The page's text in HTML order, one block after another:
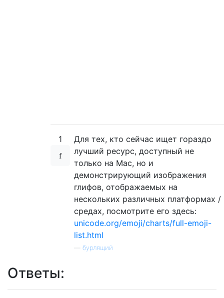
1
Для тех, кто сейчас ищет гораздо
лучший ресурс, доступный не
только на Mac, но и
демонстрирующий изображения
глифов, отображаемых на
нескольких различных платформах /
средах, посмотрите его здесь:
unicode.org/emoji/charts/full-emoji-
list.html
бурлящий
Ответы: